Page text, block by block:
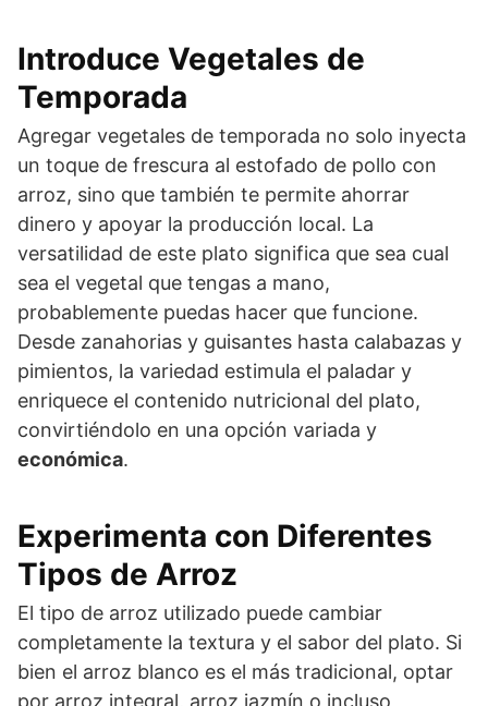
Introduce Vegetales de
Temporada
Agregar vegetales de temporada no solo inyecta
un toque de frescura al estofado de pollo con
arroz, sino que también te permite ahorrar
dinero y apoyar la producción local. La
versatilidad de este plato significa que sea cual
sea el vegetal que tengas a mano,
probablemente puedas hacer que funcione.
Desde zanahorias y guisantes hasta calabazas y
pimientos, la variedad estimula el paladar y
enriquece el contenido nutricional del plato,
convirtiéndolo en una opción variada y
económica.
Experimenta con Diferentes
Tipos de Arroz
El tipo de arroz utilizado puede cambiar
completamente la textura y el sabor del plato. Si
bien el arroz blanco es el más tradicional, optar
por arroz integral, arroz jazmín o incluso